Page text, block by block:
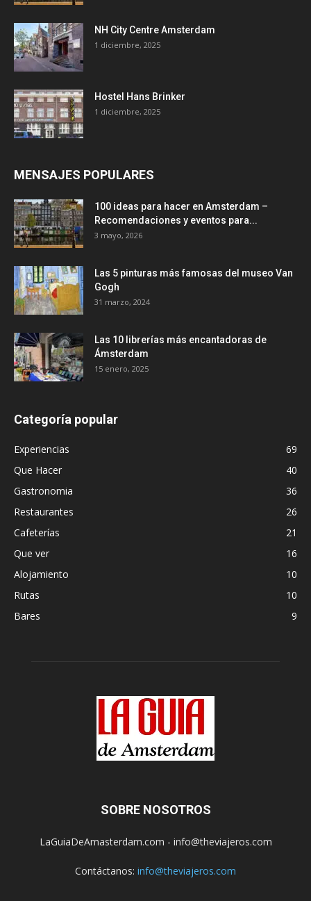
NH City Centre Amsterdam
1 diciembre, 2025
Hostel Hans Brinker
1 diciembre, 2025
MENSAJES POPULARES
100 ideas para hacer en Amsterdam –
Recomendaciones y eventos para...
3 mayo, 2026
Las 5 pinturas más famosas del museo Van
Gogh
31 marzo, 2024
Las 10 librerías más encantadoras de
Ámsterdam
15 enero, 2025
Categoría popular
Experiencias
69
Que Hacer
40
Gastronomia
36
Restaurantes
26
Cafeterías
21
Que ver
16
Alojamiento
10
Rutas
10
Bares
9
SOBRE NOSOTROS
LaGuiaDeAmasterdam.com - info@theviajeros.com
Contáctanos: info@theviajeros.com